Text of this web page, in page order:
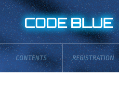
CODE BLUE
CONTENTS REGISTRATION